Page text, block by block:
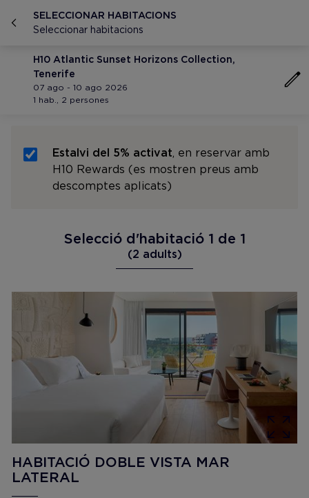
H10 Atlantic Sunset Horizons Collection,
Tenerife
07 ago - 10 ago 2026
1 hab., 2 persones
SELECCIONAR HABITACIONS
Seleccionar habitacions
Estalvi del 5% activat, en reservar amb
H10 Rewards (es mostren preus amb
descomptes aplicats)
Selecció d'habitació 1 de 1
(2 adults)
HABITACIÓ DOBLE VISTA MAR
LATERAL